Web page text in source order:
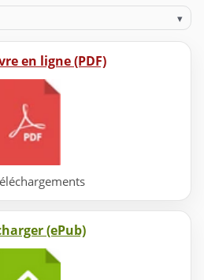
▾
en ligne (PDF)
(ePub)